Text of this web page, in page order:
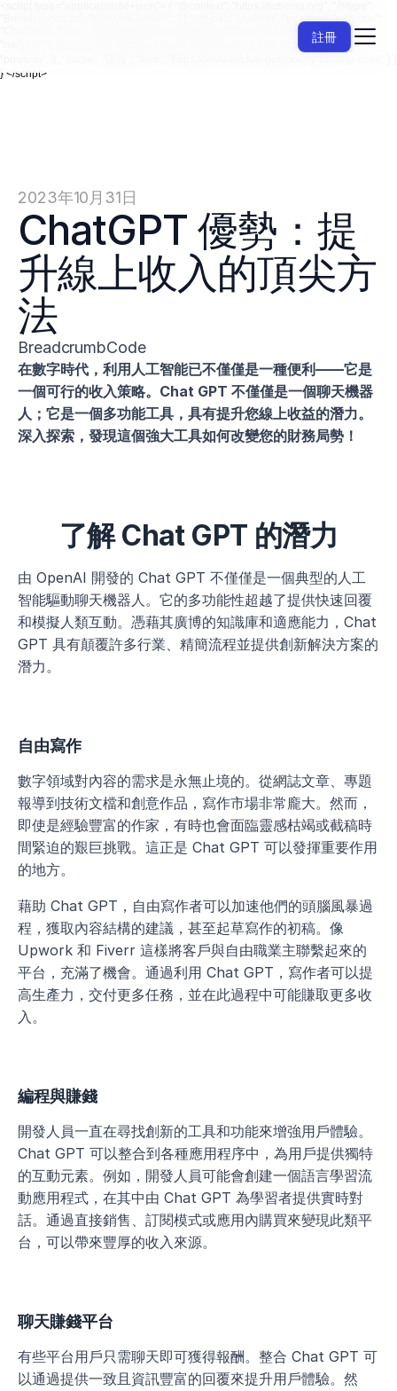
"BreadcrumbList", "itemListElement": [ { "@type": "ListItem", "position": 1, "name":
"ChatGPT", "item": "https://jenni.ai/chat-gpt" }, { "@type": "ListItem", "position": 2,
"name": "用途", "item": "https://jenni.ai/chat-gpt/uses" }, { "@type": "ListItem",
} </script>
2023年10月31日
ChatGPT 優勢：提
升線上收入的頂尖方
法
BreadcrumbCode
在數字時代，利用人工智能已不僅僅是一種便利——它是
一個可行的收入策略。Chat GPT 不僅僅是一個聊天機器
人；它是一個多功能工具，具有提升您線上收益的潛力。
深入探索，發現這個強大工具如何改變您的財務局勢！
了解 Chat GPT 的潛力
由 OpenAI 開發的 Chat GPT 不僅僅是一個典型的人工
智能驅動聊天機器人。它的多功能性超越了提供快速回覆
和模擬人類互動。憑藉其廣博的知識庫和適應能力，Chat
GPT 具有顛覆許多行業、精簡流程並提供創新解決方案的
潛力。
自由寫作
數字領域對內容的需求是永無止境的。從網誌文章、專題
報導到技術文檔和創意作品，寫作市場非常龐大。然而，
即使是經驗豐富的作家，有時也會面臨靈感枯竭或截稿時
間緊迫的艱巨挑戰。這正是 Chat GPT 可以發揮重要作用
的地方。
藉助 Chat GPT，自由寫作者可以加速他們的頭腦風暴過
程，獲取內容結構的建議，甚至起草寫作的初稿。像
Upwork 和 Fiverr 這樣將客戶與自由職業主聯繫起來的
平台，充滿了機會。通過利用 Chat GPT，寫作者可以提
高生產力，交付更多任務，並在此過程中可能賺取更多收
入。
編程與賺錢
開發人員一直在尋找創新的工具和功能來增強用戶體驗。
Chat GPT 可以整合到各種應用程序中，為用戶提供獨特
的互動元素。例如，開發人員可能會創建一個語言學習流
動應用程式，在其中由 Chat GPT 為學習者提供實時對
話。通過直接銷售、訂閱模式或應用內購買來變現此類平
台，可以帶來豐厚的收入來源。
聊天賺錢平台
有些平台用戶只需聊天即可獲得報酬。整合 Chat GPT 可
以通過提供一致且資訊豐富的回覆來提升用戶體驗。然
註冊